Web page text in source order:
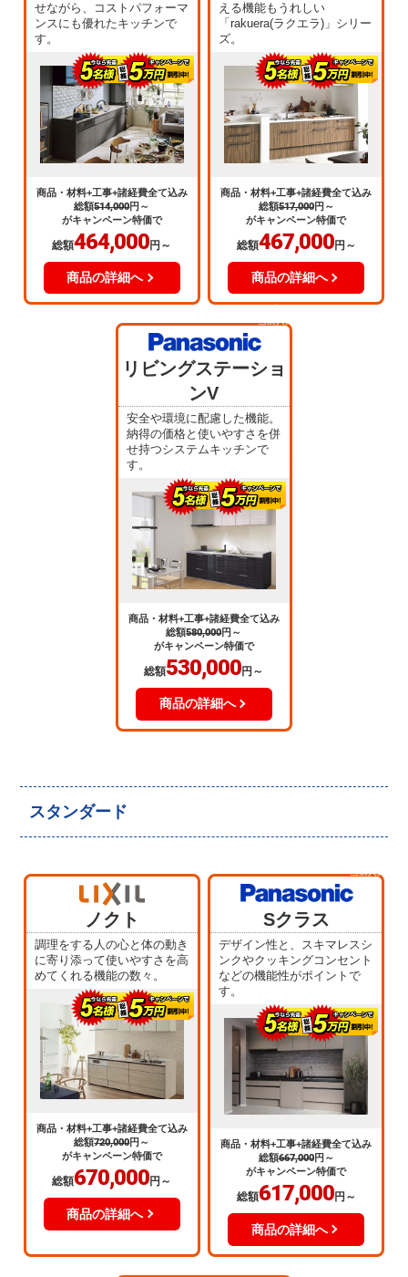
せながら、コストパフォーマ
ンスにも優れたキッチンで
す。
商品・材料+工事+諸経費全て込み
総額514,000円～
がキャンペーン特価で
総額464,000円～
商品の詳細へ
える機能もうれしい
「rakuera(ラクエラ)」シリー
ズ。
商品・材料+工事+諸経費全て込み
総額517,000円～
がキャンペーン特価で
総額467,000円～
商品の詳細へ
リビングステーショ
ンV
安全や環境に配慮した機能。
納得の価格と使いやすさを併
せ持つシステムキッチンで
す。
商品・材料+工事+諸経費全て込み
総額580,000円～
がキャンペーン特価で
総額530,000円～
商品の詳細へ
当店人気
スタンダード
ノクト
調理をする人の心と体の動き
に寄り添って使いやすさを高
めてくれる機能の数々。
商品・材料+工事+諸経費全て込み
総額720,000円～
がキャンペーン特価で
総額670,000円～
商品の詳細へ
Sクラス
デザイン性と、スキマレスシ
ンクやクッキングコンセント
などの機能性がポイントで
す。
商品・材料+工事+諸経費全て込み
総額667,000円～
がキャンペーン特価で
総額617,000円～
商品の詳細へ